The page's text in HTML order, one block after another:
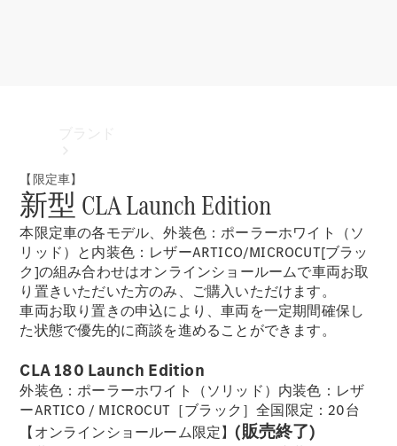
ブランド
【限定車】
新型 CLA Launch Edition
本限定車の各モデル、外装色：ポーラーホワイト（ソ
リッド）と内装色：レザーARTICO/MICROCUT[ブラッ
ク]の組み合わせはオンラインショールームで車両お取
り置きいただいた方のみ、ご購入いただけます。
車両お取り置きの申込により、車両を一定期間確保し
た状態で優先的に商談を進めることができます。
CLA 180 Launch Edition
外装色：ポーラーホワイト（ソリッド）内装色：レザ
ーARTICO / MICROCUT［ブラック］全国限定：20台
【オンラインショールーム限定】(販売終了)